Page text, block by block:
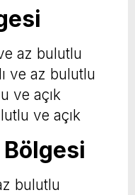
az bulutlu
ve az bulutlu
ve açık
ve açık
bulutlu